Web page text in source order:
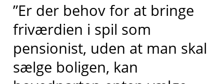
”Er der behov for at bringe
friværdien i spil som
pensionist, uden at man skal
sælge boligen, kan